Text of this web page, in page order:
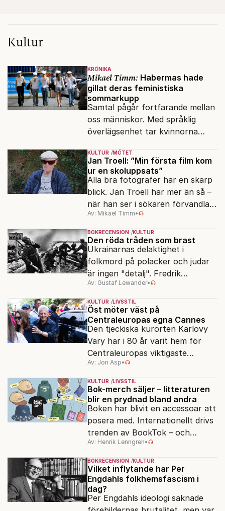
Kultur
KRÖNIKA
Mikael Timm: Habermas hade
gillat deras feministiska
sommarkupp
Samtal pågår fortfarande mellan
oss människor. Med språklig
överlägsenhet tar kvinnorna
KULTUR MÖTET
Jan Troell: ”Min första film kom
ur en skoluppsats”
Alla bra fotografer har en skarp
blick. Jan Troell har mer än så –
när han ser i sökaren förvandlas
vardagen till underverk. Fyllda 95
gör han en ny film.
Av: Mikael Timm•
BOKRECENSION KULTUR
Den röda tråden som brast
Ukrainarnas delaktighet i
folkmord på polacker och judar
är ingen "detalj". Fredrik
Segerfeldts iver att skildra den
ryska imperialismen leder till en
förenklad bild av historien.
Av: Gustaf Lewander•
KULTUR LIVSSTIL
Öst möter väst på
Centraleuropas egna Cannes
Den tjeckiska kurorten Karlovy
Vary har i 80 år varit hem för
Centraleuropas viktigaste
filmfestival – en plats där
Hollywoodglans möter
egensinnighet.
Av: Jon Asp•
KULTUR LIVSSTIL
Bok-merch säljer – litteraturen
blir en prydnad bland andra
Boken har blivit en accessoar att
posera med. Internationellt drivs
trenden av BookTok – och
förlagen följer efter.
Av: Henrik Lenngren•
BOKRECENSION KULTUR
Vilket inflytande har Per
Engdahls folkhemsfascism i
dag?
Per Engdahls ideologi saknade